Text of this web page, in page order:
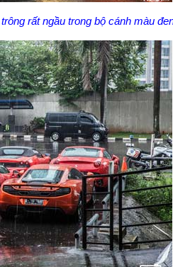
rất ngầu trong bộ cánh màu